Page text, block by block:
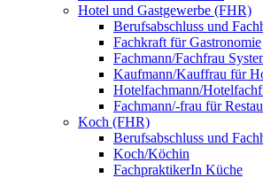
Hotel und Gastgewerbe (FHR)
Berufsabschluss und
Fachkraft für Gastronomie
Fachmann/Fachfrau
Kaufmann/Kauffrau für
Hotelfachmann/
Fachmann/-frau für
Koch (FHR)
Berufsabschluss und
Koch/Köchin
FachpraktikerIn Küche